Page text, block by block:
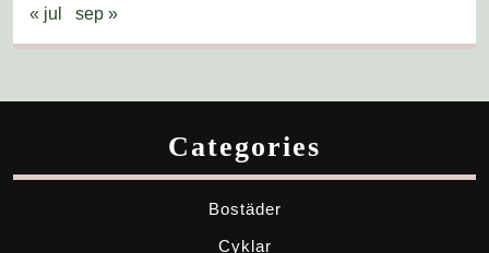
« jul sep »
Categories
Bostäder
Cyklar